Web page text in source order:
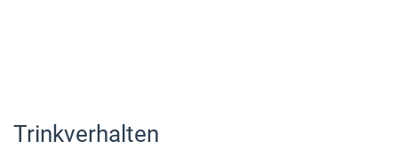
Trinkverhalten